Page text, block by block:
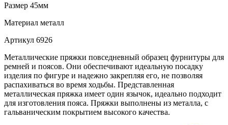
Размер 45мм
Материал металл
Артикул 6926
Металлические пряжки повседневный образец фурнитуры для
ремней и поясов. Они обеспечивают идеальную посадку
изделия по фигуре и надежно закрепляя его, не позволяя
распахиваться во время ходьбы. Представленная
металлическая пряжка имеет один язычок, идеально подходит
для изготовления пояса. Пряжки выполнены из металла, с
гальваническим покрытием высокого качества.